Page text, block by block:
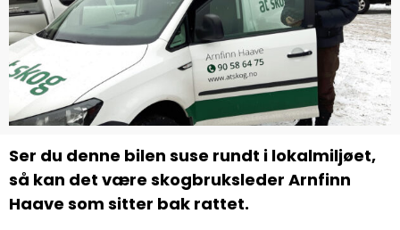
Ser du denne bilen suse rundt i lokalmiljøet,
så kan det være skogbruksleder Arnfinn
Haave som sitter bak rattet.